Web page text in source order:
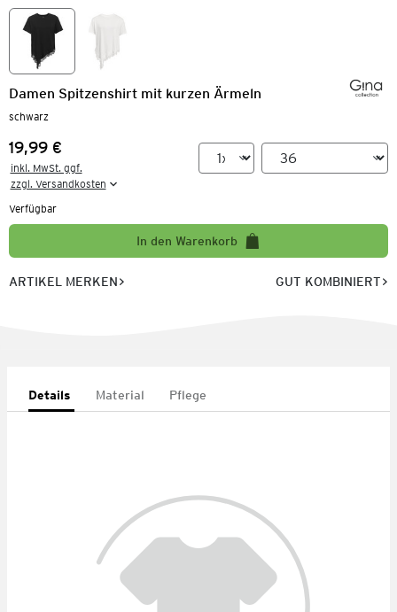
Damen Spitzenshirt mit kurzen Ärmeln
schwarz
Preis:
19,99 €
inkl. MwSt. ggf.
zzgl. Versandkosten
Verfügbar
In den Warenkorb
ARTIKEL MERKEN GUT KOMBINIERT
Details Material Pflege